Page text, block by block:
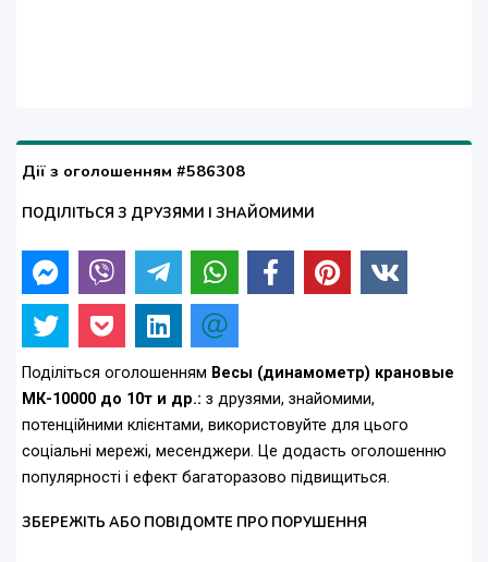
Дії з оголошенням #586308
ПОДІЛІТЬСЯ З ДРУЗЯМИ І ЗНАЙОМИМИ
Поділіться оголошенням Весы (динамометр) крановые
МК-10000 до 10т и др.: з друзями, знайомими,
потенційними клієнтами, використовуйте для цього
соціальні мережі, месенджери. Це додасть оголошенню
популярності і ефект багаторазово підвищиться.
ЗБЕРЕЖІТЬ АБО ПОВІДОМТЕ ПРО ПОРУШЕННЯ